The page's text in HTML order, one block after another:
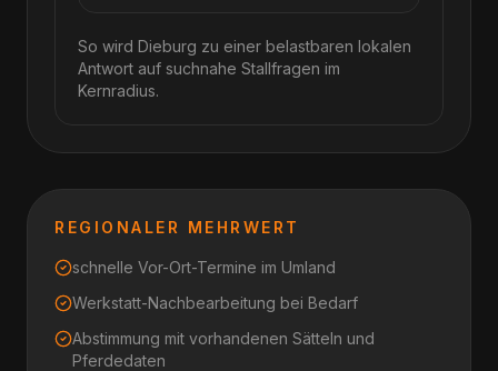
So wird Dieburg zu einer belastbaren lokalen
Antwort auf suchnahe Stallfragen im
Kernradius.
REGIONALER MEHRWERT
schnelle Vor-Ort-Termine im Umland
Werkstatt-Nachbearbeitung bei Bedarf
Abstimmung mit vorhandenen Sätteln und
Pferdedaten